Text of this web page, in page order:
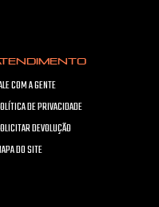
COM A GENTE
DE PRIVACIDADE
DEVOLUÇÃO
DO SITE